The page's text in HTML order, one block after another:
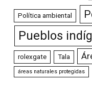
Política ambiental
Pueblos
rolexgate Tala
áreas naturales protegidas